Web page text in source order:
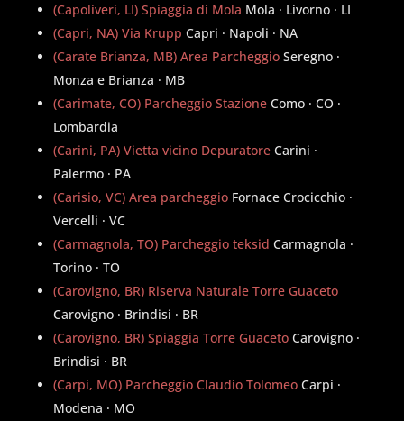
(Capoliveri, LI) Spiaggia di Mola Mola · Livorno · LI
(Capri, NA) Via Krupp Capri · Napoli · NA
(Carate Brianza, MB) Area Parcheggio Seregno ·
Monza e Brianza · MB
(Carimate, CO) Parcheggio Stazione Como · CO ·
Lombardia
(Carini, PA) Vietta vicino Depuratore Carini ·
Palermo · PA
(Carisio, VC) Area parcheggio Fornace Crocicchio ·
Vercelli · VC
(Carmagnola, TO) Parcheggio teksid Carmagnola ·
Torino · TO
(Carovigno, BR) Riserva Naturale Torre Guaceto
Carovigno · Brindisi · BR
(Carovigno, BR) Spiaggia Torre Guaceto Carovigno ·
Brindisi · BR
(Carpi, MO) Parcheggio Claudio Tolomeo Carpi ·
Modena · MO